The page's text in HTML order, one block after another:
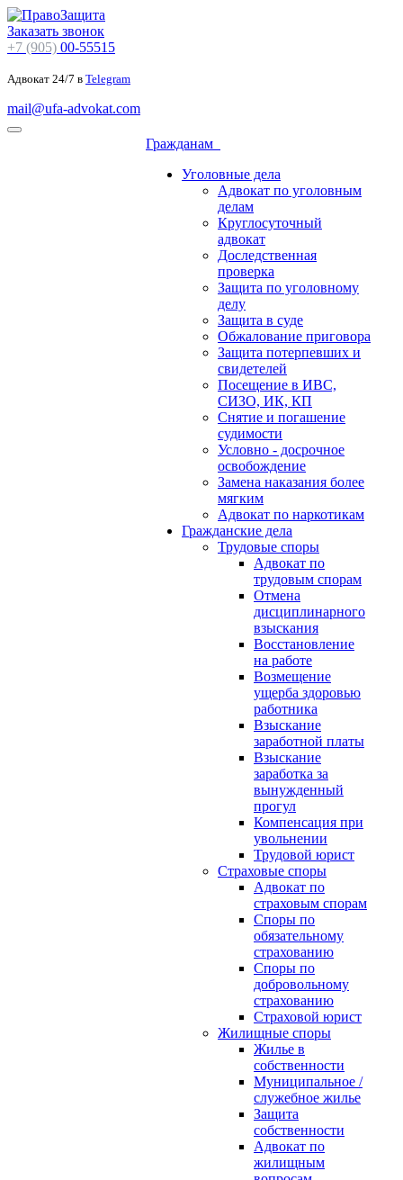
Заказать звонок
+7 (905) 00-55515
Адвокат 24/7 в Telegram
mail@ufa-advokat.com
Гражданам
Уголовные дела
Адвокат по уголовным
делам
Круглосуточный
адвокат
Доследственная
проверка
Защита по уголовному
делу
Защита в суде
Обжалование приговора
Защита потерпевших и
свидетелей
Посещение в ИВС,
СИЗО, ИК, КП
Снятие и погашение
судимости
Условно - досрочное
освобождение
Замена наказания более
мягким
Адвокат по наркотикам
Гражданские дела
Трудовые споры
Адвокат по
трудовым спорам
Отмена
дисциплинарного
взыскания
Восстановление
на работе
Возмещение
ущерба здоровью
работника
Взыскание
заработной платы
Взыскание
заработка за
вынужденный
прогул
Компенсация при
увольнении
Трудовой юрист
Страховые споры
Адвокат по
страховым спорам
Споры по
обязательному
страхованию
Споры по
добровольному
страхованию
Страховой юрист
Жилищные споры
Жилье в
собственности
Муниципальное /
служебное жилье
Защита
собственности
Адвокат по
жилищным